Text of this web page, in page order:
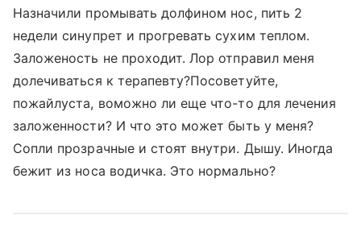
Назначили промывать долфином нос, пить 2
недели синупрет и прогревать сухим теплом.
Заложеность не проходит. Лор отправил меня
долечиваться к терапевту?Посоветуйте,
пожайлуста, воможно ли еще что-то для лечения
заложенности? И что это может быть у меня?
Сопли прозрачные и стоят внутри. Дышу. Иногда
бежит из носа водичка. Это нормально?